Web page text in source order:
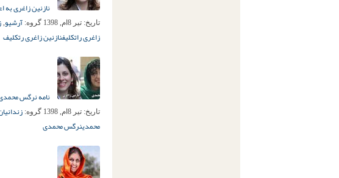
نازنین زاغری به
تاریخ: تیر 8ام, 1398 گروه: آرشیو,
زاغری راتکلیفنازنین زاغری رتکلیف
نامه نرگس
تاریخ: تیر 8ام, 1398 گروه:
محمدینرگس محمدی